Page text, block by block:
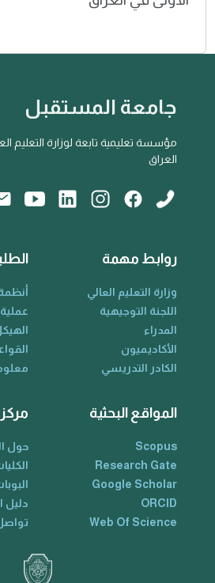
جامعة المستقبل
مؤسسة تعليمية تابعة لوزارة التعليم
العراق
روابط مهمة
وزارة التعليم العالي
اللجنة التوجيهية
المدراء
الأكاديميون
الكادر التدريسي
عملية
المواقع البحثية
Scopus
Research Gate
Google Scholar
ORCID
Web Of Science
حول
دليل